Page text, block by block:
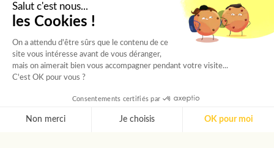
Des étudiants sélectionnés un
par un
Chaque étudiant passe un entretien avec
notre chargée de recrutement, puis est choisi
Salut c'est nous...
les Cookies !
On a attendu d'être sûrs que le contenu de ce
site vous intéresse avant de vous déranger,
mais on aimerait bien vous accompagner pendant votre visite...
C'est OK pour vous ?
Consentements certifiés par
Non merci Je choisis OK pour moi